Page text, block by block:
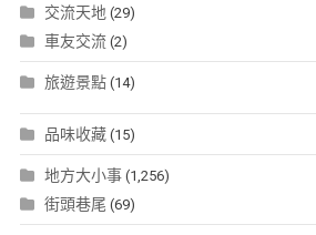
交流天地(29)
車友交流(2)
旅遊景點(14)
品味收藏(15)
地方大小事(1,256)
街頭巷尾 (69)